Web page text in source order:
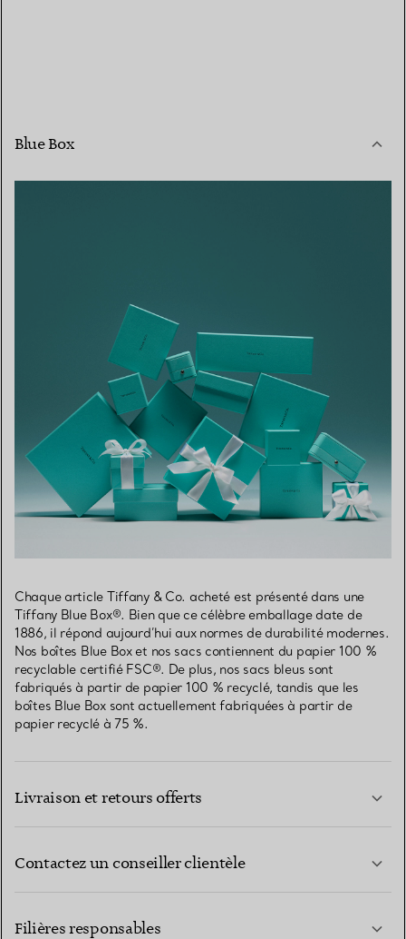
Blue Box
Chaque article Tiffany & Co. acheté est présenté dans une
Tiffany Blue Box®. Bien que ce célèbre emballage date de
1886, il répond aujourd’hui aux normes de durabilité modernes.
Nos boîtes Blue Box et nos sacs contiennent du papier 100 %
recyclable certifié FSC®. De plus, nos sacs bleus sont
fabriqués à partir de papier 100 % recyclé, tandis que les
boîtes Blue Box sont actuellement fabriquées à partir de
papier recyclé à 75 %.
Livraison et retours offerts
Contactez un conseiller clientèle
Filières responsables